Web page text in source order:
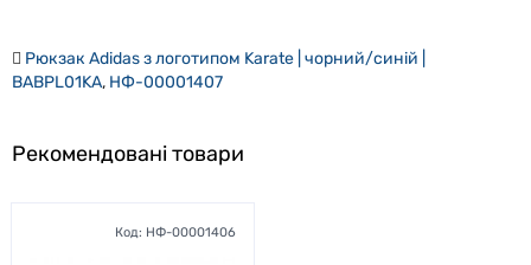
Рюкзак Adidas з логотипом Karate | чорний/синій |
BABPL01KA, НФ-00001407
Рекомендовані товари
Код: НФ-00001406